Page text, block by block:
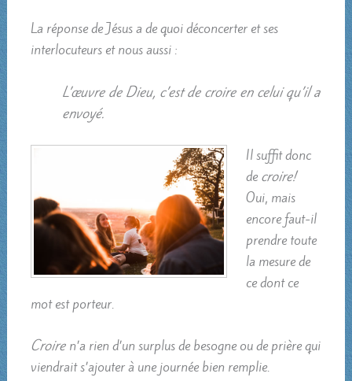
La réponse de Jésus a de quoi déconcerter et ses
interlocuteurs et nous aussi :
L’œuvre de Dieu, c’est de croire en celui qu’il a
envoyé.
Il suffit donc
de croire!
Oui, mais
encore faut-il
prendre toute
la mesure de
ce dont ce
mot est porteur.
Croire n’a rien d’un surplus de besogne ou de prière qui
viendrait s’ajouter à une journée bien remplie.